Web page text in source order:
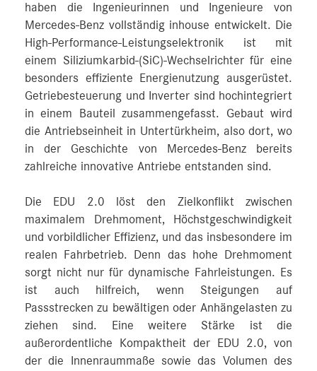
haben die Ingenieurinnen und Ingenieure von
Mercedes‑Benz vollständig inhouse entwickelt. Die
High-Performance-Leistungselektronik ist mit
einem Siliziumkarbid-(SiC)-Wechselrichter für eine
besonders effiziente Energienutzung ausgerüstet.
Getriebesteuerung und Inverter sind hochintegriert
in einem Bauteil zusammengefasst. Gebaut wird
die Antriebseinheit in Untertürkheim, also dort, wo
in der Geschichte von Mercedes‑Benz bereits
zahlreiche innovative Antriebe entstanden sind.
Die EDU 2.0 löst den Zielkonflikt zwischen
maximalem Drehmoment, Höchstgeschwindigkeit
und vorbildlicher Effizienz, und das insbesondere im
realen Fahrbetrieb. Denn das hohe Drehmoment
sorgt nicht nur für dynamische Fahrleistungen. Es
ist auch hilfreich, wenn Steigungen auf
Passstrecken zu bewältigen oder Anhängelasten zu
ziehen sind. Eine weitere Stärke ist die
außerordentliche Kompaktheit der EDU 2.0, von
der die Innenraummaße sowie das Volumen des